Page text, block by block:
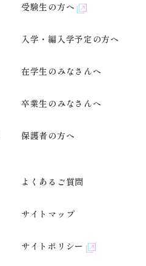
受験生の方へ
入学・編入学予定の方へ
在学生のみなさんへ
卒業生のみなさんへ
保護者の方へ
よくあるご質問
サイトマップ
サイトポリシー